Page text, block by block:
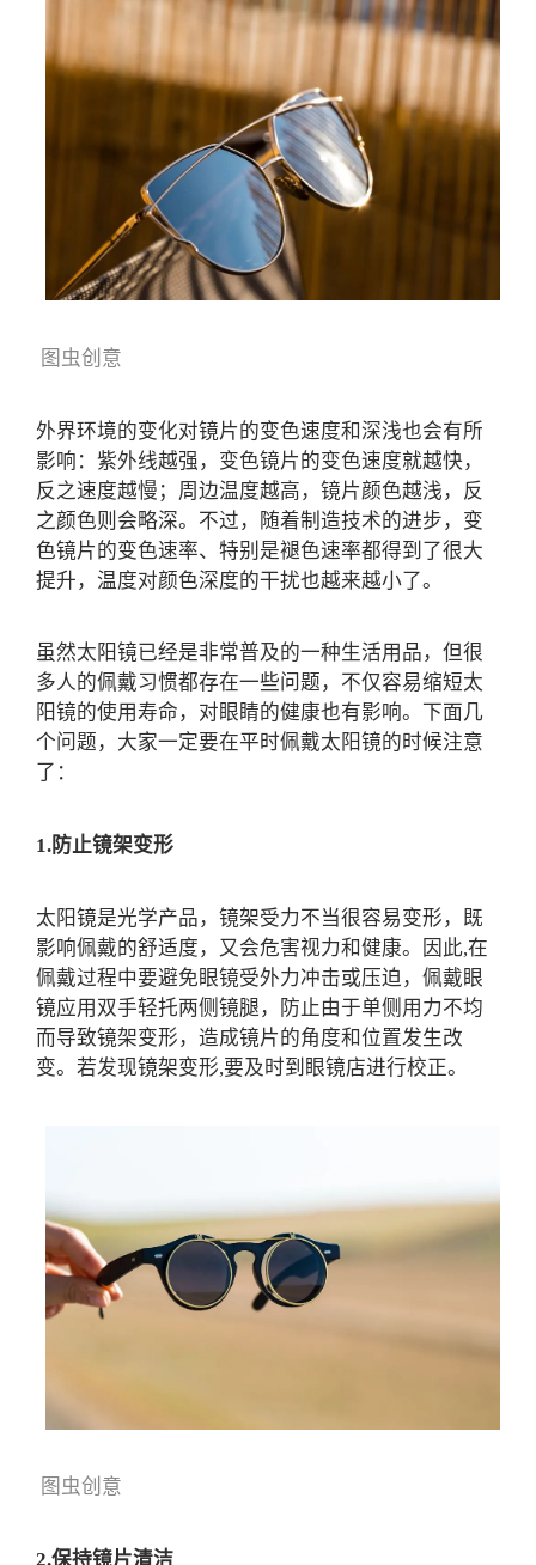
图虫创意
外界环境的变化对镜片的变色速度和深浅也会有所
影响：紫外线越强，变色镜片的变色速度就越快，
反之速度越慢；周边温度越高，镜片颜色越浅，反
之颜色则会略深。不过，随着制造技术的进步，变
色镜片的变色速率、特别是褪色速率都得到了很大
提升，温度对颜色深度的干扰也越来越小了。
虽然太阳镜已经是非常普及的一种生活用品，但很
多人的佩戴习惯都存在一些问题，不仅容易缩短太
阳镜的使用寿命，对眼睛的健康也有影响。下面几
个问题，大家一定要在平时佩戴太阳镜的时候注意
了：
1.防止镜架变形
太阳镜是光学产品，镜架受力不当很容易变形，既
影响佩戴的舒适度，又会危害视力和健康。因此,在
佩戴过程中要避免眼镜受外力冲击或压迫，佩戴眼
镜应用双手轻托两侧镜腿，防止由于单侧用力不均
而导致镜架变形，造成镜片的角度和位置发生改
变。若发现镜架变形,要及时到眼镜店进行校正。
图虫创意
2.保持镜片清洁